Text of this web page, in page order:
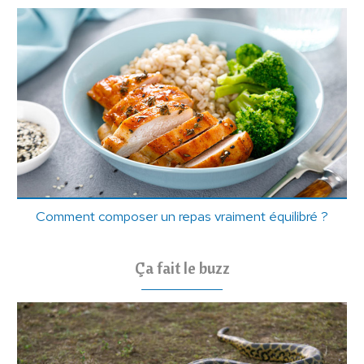
Comment composer un repas vraiment équilibré ?
Ça fait le buzz